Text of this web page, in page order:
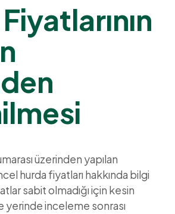
üzerinden yapılan
hurda fiyatları hakkında bilgi
sabit olmadığı için kesin
yerinde inceleme sonrası